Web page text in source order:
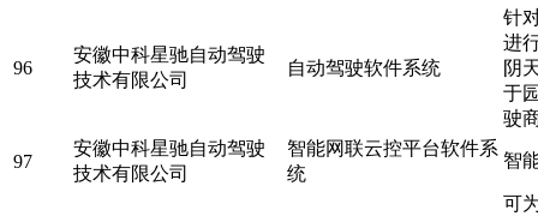
96
安徽中科星驰自动驾驶
技术有限公司
自动驾驶软件系统
针
进
阴
于
驶
97
安徽中科星驰自动驾驶
技术有限公司
智能网联云控平台软件系
统
智
可